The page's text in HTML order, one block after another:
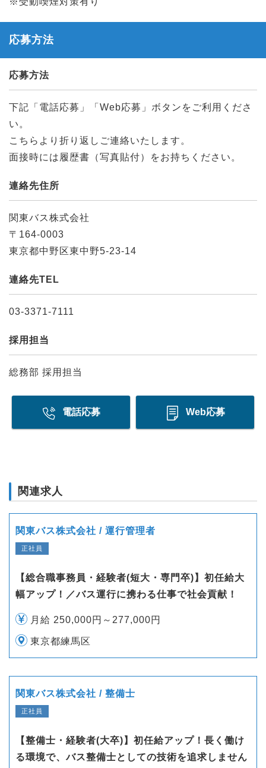
応募方法
応募方法
下記「電話応募」「Web応募」ボタンをご利用くださ
い。
こちらより折り返しご連絡いたします。
面接時には履歴書（写真貼付）をお持ちください。
連絡先住所
関東バス株式会社
〒164-0003
東京都中野区東中野5-23-14
連絡先TEL
03-3371-7111
採用担当
総務部 採用担当
電話応募 Web応募
関連求人
関東バス株式会社 / 運行管理者
正社員
【総合職事務員・経験者(短大・専門卒)】初任給大
幅アップ！／バス運行に携わる仕事で社会貢献！
月給 250,000円～277,000円
東京都練馬区
関東バス株式会社 / 整備士
正社員
【整備士・経験者(大卒)】初任給アップ！長く働け
る環境で、バス整備士としての技術を追求しません